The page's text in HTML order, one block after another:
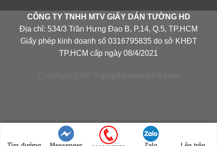
CÔNG TY TNHH MTV GIẤY DÁN TƯỜNG HD
Địa chỉ: 534/3 Trần Hưng Đạo B, P.14, Q.5, TP.HCM
Giấy phép kinh doanh số 0316795835 do sở KHĐT
TP.HCM cấp ngày 08/4/2021